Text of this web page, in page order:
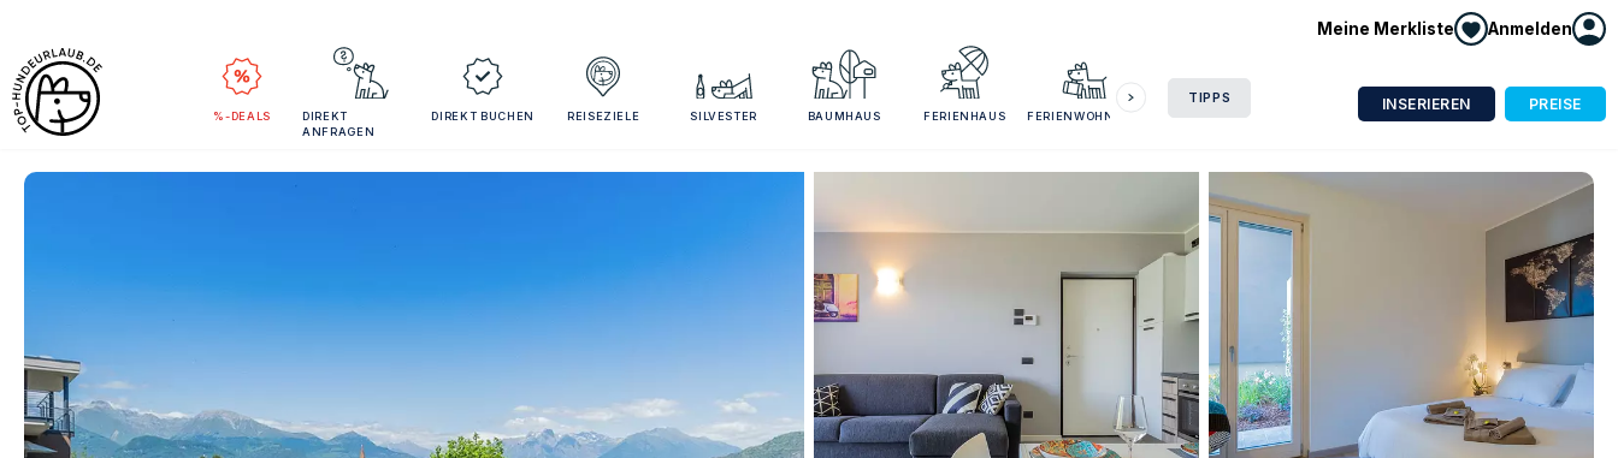
Meine Merkliste Anmelden
%-DEALS
DIREKT
ANFRAGEN
DIREKT BUCHEN REISEZIELE SILVESTER BAUMHAUS FERIENHAUS FERIENWOHNUNG
TIPPS INSERIEREN PREISE